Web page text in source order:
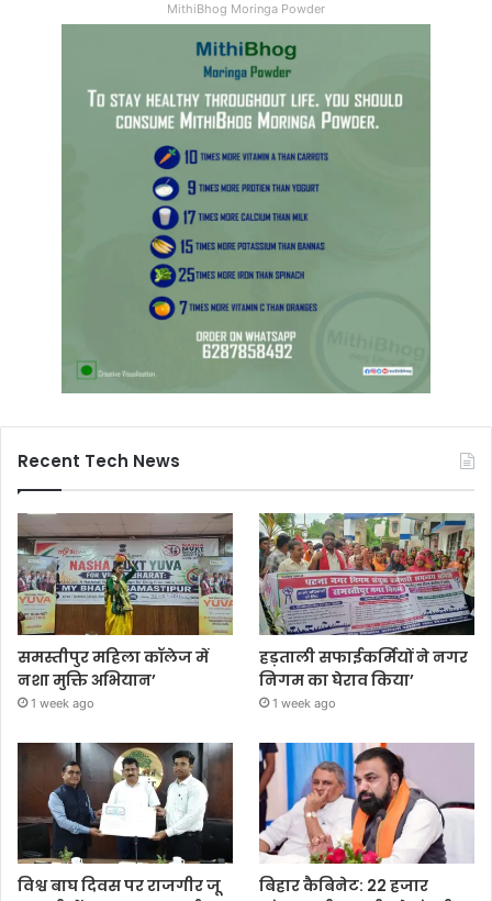
MithiBhog Moringa Powder
Recent Tech News
समस्तीपुर महिला कॉलेज में
नशा मुक्ति अभियान’
1 week ago
हड़ताली सफाईकर्मियों ने नगर
निगम का घेराव किया’
1 week ago
विश्व बाघ दिवस पर राजगीर जू
बिहार कैबिनेट: 22 हजार